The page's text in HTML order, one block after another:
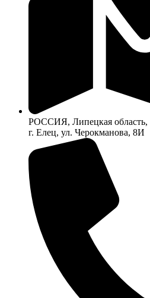
РОССИЯ, Липецкая область,
г. Елец, ул. Черокманова, 8И